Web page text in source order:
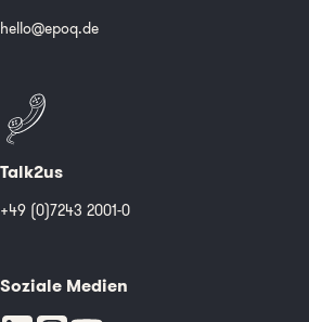
hello@epoq.de
Talk2us
+49 (0)7243 2001-0
Soziale Medien